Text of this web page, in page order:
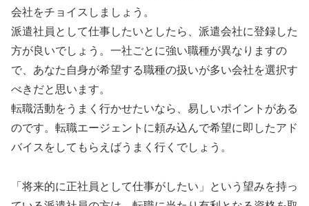
会社をチョイスしましょう。
派遣社員として仕事したいとしたら、派遣会社に登録した
方が良いでしょう。一社ごとに強い職種が異なりますの
で、あなた自身が希望する職種の扱いが多い会社を選択す
べきだと思います。
転職活動をうまく行かせたいなら、易しいポイントがある
のです。転職エージェントに頼み込んで希望に即したアド
バイスをしてもらえばうまく行くでしょう。
「将来的に正社員として仕事がしたい」という望みを持っ